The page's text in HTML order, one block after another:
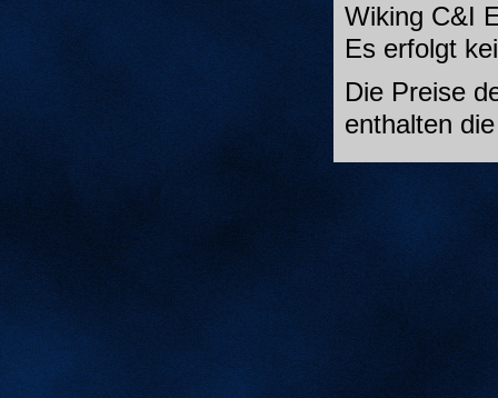
Wiking C&I
Es erfolgt
Die Preise
enthalten